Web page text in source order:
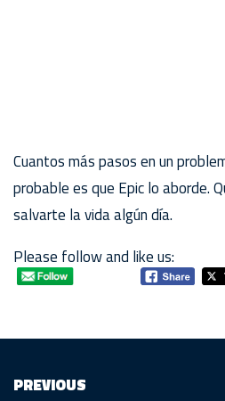
Cuantos más pasos en un
probable es que Epic lo aborde.
salvarte la vida algún día.
Please follow and like us:
PREVIOUS